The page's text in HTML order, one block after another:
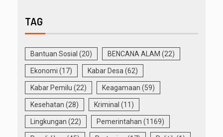
TAG
Bantuan Sosial (20) BENCANA ALAM (22)
Ekonomi (17) Kabar Desa(62)
Kabar Pemilu (22) Keagamaan (59)
Kesehatan (28) Kriminal (11)
Lingkungan (22) Pemerintahan (1169)